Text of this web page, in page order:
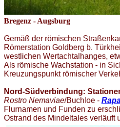
Bregenz - Augsburg
Gemäß der römischen
Römerstation Goldberg b.
westlichen Wertachtalhanges,
Als römische Wachstation - in
Kreuzungspunkt römischer
Nord-Südverbindung:
Rostro Nemaviae/Buchloe -
Flurnamen und Funden zu
Ostrand des Mindeltales verläuft